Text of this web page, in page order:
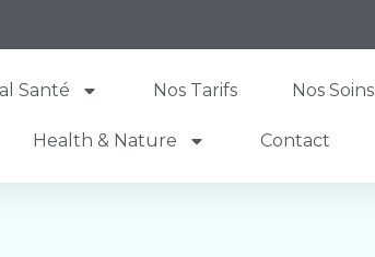
Santé Nos Tarifs Nos Soins
Health & Nature Contact